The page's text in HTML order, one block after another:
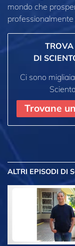
mondo che
professionalmente
TROVA
DI
Ci sono
Trovane
ALTRI EPISODI DI